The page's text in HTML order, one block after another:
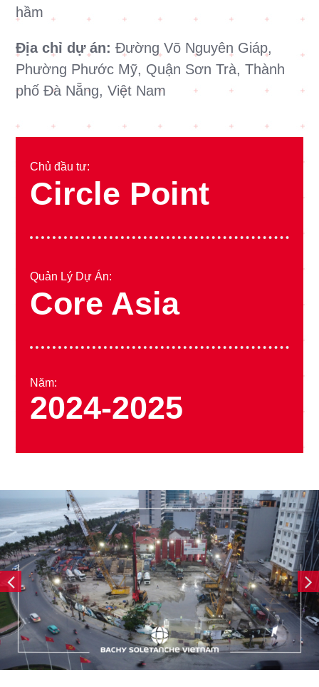
hầm
Địa chỉ dự án:Đường Võ Nguyên Giáp,
Phường Phước Mỹ, Quận Sơn Trà, Thành
phố Đà Nẵng, Việt Nam
Chủ đầu tư:
Circle Point
Quản Lý Dự Án:
Core Asia
Năm:
2024-2025